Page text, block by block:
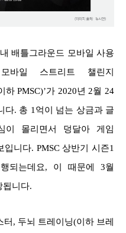
배틀그라운드 모바일 사용
바일 스트리트 챌린지
하 PMSC)’가 2020년 2월 24
다. 총 1억이 넘는 상금과 글
이 몰리면서 덩달아 게임
니다. PMSC 상반기 시즌1
되는데요, 이 때문에 3월
됩니다.
터, 두뇌 트레이닝(이하 브레